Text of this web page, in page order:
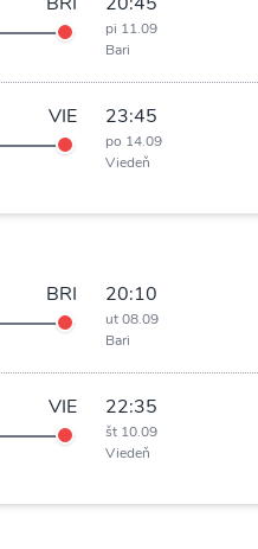
pi 11.09
Bari
VIE 23:45
po 14.09
Viedeň
BRI 20:10
ut 08.09
Bari
VIE 22:35
št 10.09
Viedeň